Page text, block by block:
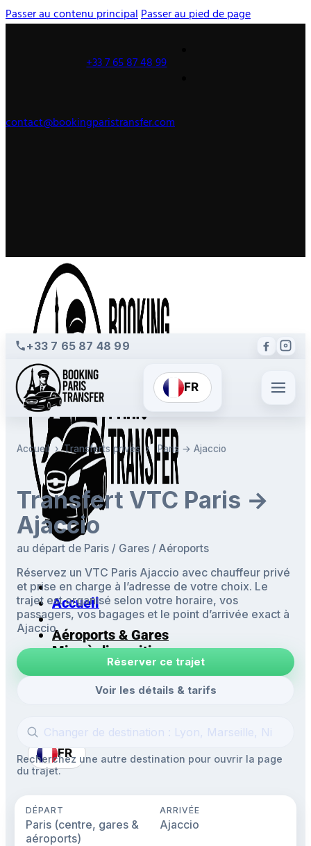
Passer au contenu principalPasser au pied de page
+33 7 65 87 48 99
contact@bookingparistransfer.com
Accueil
Aéroports & Gares
Mise à disposition
Navettes
Excursions
FR
+33 7 65 87 48 99
FR
Accueil › Transferts privés › Paris → Ajaccio
Transfert VTC Paris →
Ajaccio
au départ de Paris / Gares / Aéroports
Réservez un VTC Paris Ajaccio avec chauffeur privé
et prise en charge à l’adresse de votre choix. Le
trajet est organisé selon votre horaire, vos
passagers, vos bagages et le point d’arrivée exact à
Ajaccio.
Réserver ce trajet
Voir les détails & tarifs
Recherchez une autre destination pour ouvrir la page
du trajet.
DÉPART
Paris (centre, gares &
aéroports)
ARRIVÉE
Ajaccio